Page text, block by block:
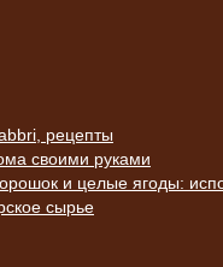
рецепты
своими руками
и целые ягоды:
сырье